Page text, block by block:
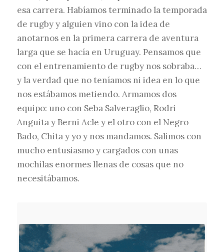
esa carrera. Habíamos terminado la temporada
de rugby y alguien vino con la idea de
anotarnos en la primera carrera de aventura
larga que se hacía en Uruguay. Pensamos que
con el entrenamiento de rugby nos sobraba…
y la verdad que no teníamos ni idea en lo que
nos estábamos metiendo. Armamos dos
equipo: uno con Seba Salveraglio, Rodri
Anguita y Berni Acle y el otro con el Negro
Bado, Chita y yo y nos mandamos. Salimos con
mucho entusiasmo y cargados con unas
mochilas enormes llenas de cosas que no
necesitábamos.